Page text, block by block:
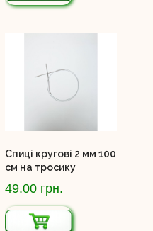
Спиці кругові 2 мм 100
см на тросику
49.00 грн.